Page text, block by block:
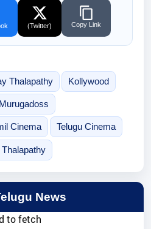
(Twitter) Copy Link
Thalapathy Kollywood
Cinema Telugu Cinema
Thalapathy
News
to fetch